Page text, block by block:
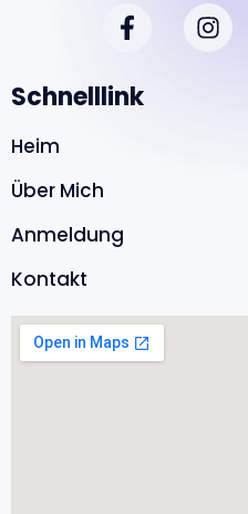
Schnelllink
Heim
Über Mich
Anmeldung
Kontakt